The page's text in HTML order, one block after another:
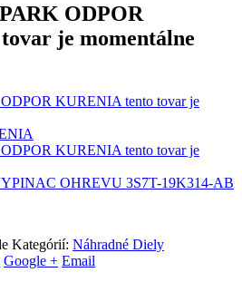
ODPOR
je momentálne
OHREVU 3S7T-19K314-AB
Kategórií: Náhradné Diely
Google + Email